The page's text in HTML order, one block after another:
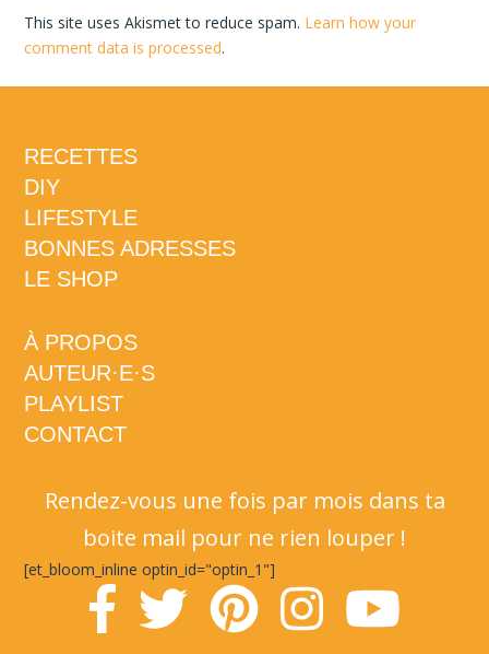
This site uses Akismet to reduce spam. Learn how your
comment data is processed.
RECETTES
DIY
LIFESTYLE
BONNES ADRESSES
LE SHOP
À PROPOS
AUTEUR·E·S
PLAYLIST
CONTACT
Rendez-vous une fois par mois dans ta
boite mail pour ne rien louper !
[et_bloom_inline optin_id="optin_1"]